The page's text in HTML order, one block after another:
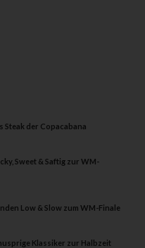
Steak der Copacabana
Sweet & Saftig zur WM-
Low & Slow zum WM-Finale
Klassiker zur Halbzeit